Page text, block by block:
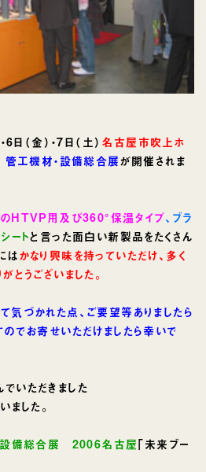
（金）・7日（土） 名古屋市吹上ホ
工機材・設備総合展が開催されま
のHTVP用及び360°保温タイプ、ブラ
ートと言った面白い新製品をたくさん
はかなり興味を持っていただけ、多く
とうございました。
づかれた点、ご要望等ありましたら
でお寄せいただけましたら幸いで
いただきました
ました。
設備総合展 2006名古屋｢未来ブー